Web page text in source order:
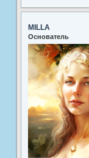
MILLA
Основатель